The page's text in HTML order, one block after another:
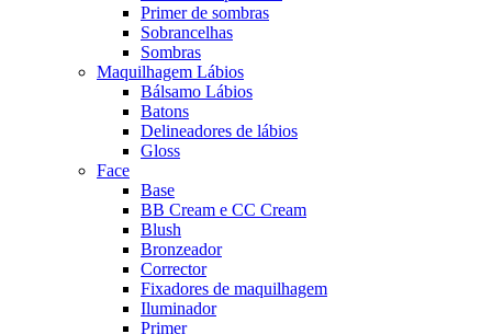
Primer de sombras
Sobrancelhas
Sombras
Maquilhagem Lábios
Bálsamo Lábios
Batons
Delineadores de lábios
Gloss
Face
Base
BB Cream e CC Cream
Blush
Bronzeador
Corrector
Fixadores de maquilhagem
Iluminador
Primer